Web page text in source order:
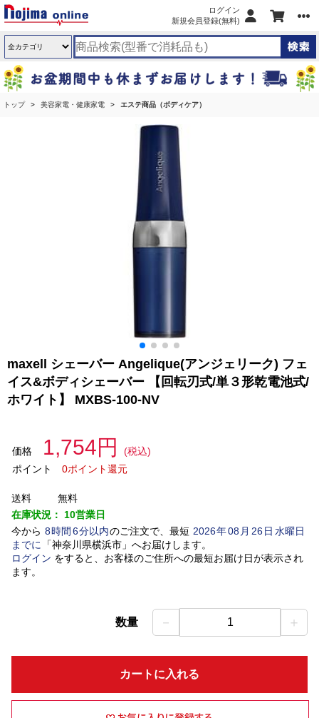
ログイン
新規会員登録(無料)
トップ 美容家電・健康家電 エステ商品（ボディケア）
maxell シェーバー Angelique(アンジェリーク) フェ
イス&ボディシェーバー 【回転刃式/単３形乾電池式/
ホワイト】 MXBS-100-NV
価格 1,754円
(税込)
ポイント
0ポイント還元
送料
無料
在庫状況： 10営業日
今から 8時間 6分以内のご注文で、最短 2026年08 月 26日水曜日
までに
「神奈川県横浜市」 へお届けします。
ログイン をすると、お客様のご住所への最短お届け日が表示され
ます。
数量 － 1 ＋
カートに入れる